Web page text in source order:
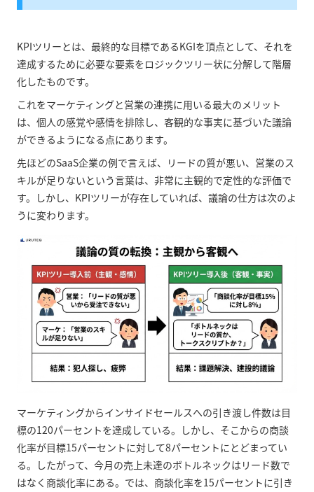
KPIツリーとは、最終的な目標であるKGIを頂点として、それを
達成するために必要な要素をロジックツリー状に分解して階層
化したものです。
これをマーケティングと営業の連携に用いる最大のメリット
は、個人の感覚や感情を排除し、客観的な事実に基づいた議論
ができるようになる点にあります。
先ほどのSaaS企業の例で言えば、リードの質が悪い、営業のス
キルが足りないという言葉は、非常に主観的で定性的な評価で
す。しかし、KPIツリーが存在していれば、議論の仕方は次のよ
うに変わります。
マーケティングからインサイドセールスへの引き渡し件数は目
標の120パーセントを達成している。しかし、そこからの商談
化率が目標15パーセントに対して8パーセントにとどまってい
る。したがって、今月の売上未達のボトルネックはリード数で
はなく商談化率にある。では、商談化率を15パーセントに引き